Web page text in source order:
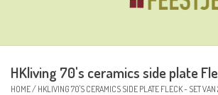
Woonaccessoires
HKliving 70's ceramics side plate
HOME/ HKLIVING 70'S CERAMICS SIDE PLATE FLECK - SET VAN